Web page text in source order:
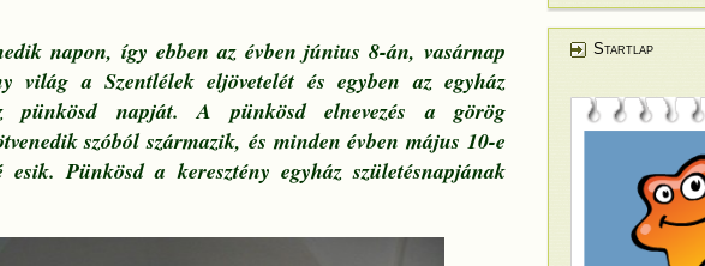
napon, így ebben az évben június 8-án, vasárnap
világ a Szentlélek eljövetelét és egyben az egyház
pünkösd napját. A pünkösd elnevezés a görög
szóból származik, és minden évben május 10-e
Pünkösd a keresztény egyház születésnapjának
Startlap